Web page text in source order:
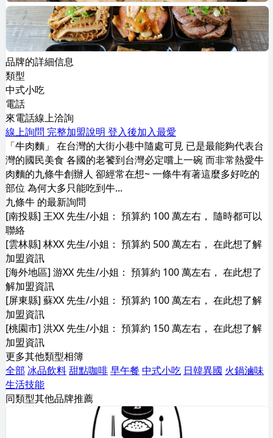
品牌的詳細信息
類型
中式小吃
電話
來電話線上洽詢
線上詢問 完整加盟說明 登入後加入最愛
「牛肉麵」 在台灣的大街小巷中隨處可見 已是最能夠代表台
灣的國民美食 各國的老饕到台灣必定嚐上一碗 而非常熱愛牛
肉麵的九條牛創辦人 卻經常在想~ 一條牛有著這麼多好吃的
部位 為何大多只能吃到牛...
九條牛 的最新詢問
[南投縣] 王XX 先生/小姐： 預算約 100 萬左右， 隨時都可以
聯絡
[雲林縣] 林XX 先生/小姐： 預算約 500 萬左右， 在此想了解
加盟資訊
[海外地區] 游XX 先生/小姐： 預算約 100 萬左右， 在此想了
解加盟資訊
[屏東縣] 蘇XX 先生/小姐： 預算約 100 萬左右， 在此想了解
加盟資訊
[桃園市] 洪XX 先生/小姐： 預算約 150 萬左右， 在此想了解
加盟資訊
更多其他類型相簿
全部 冰品飲料甜點咖啡早午餐 中式小吃 日韓異國 火鍋滷味
生活技能
同類型其他品牌推薦